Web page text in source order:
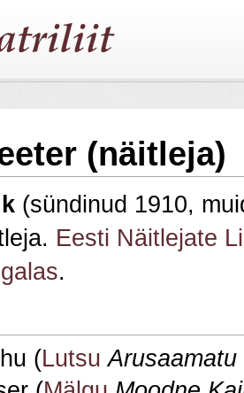
(näitleja)
(sündinud 1910,
Eesti Näitlejate
.
(Lutsu Arusaamatu